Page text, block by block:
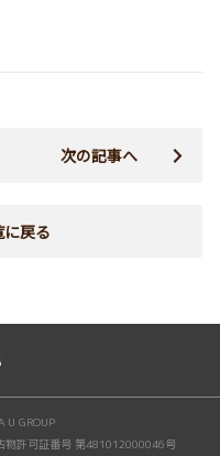
戻る
次の記事へ
GROUP
物許可証番号 第481012000046号